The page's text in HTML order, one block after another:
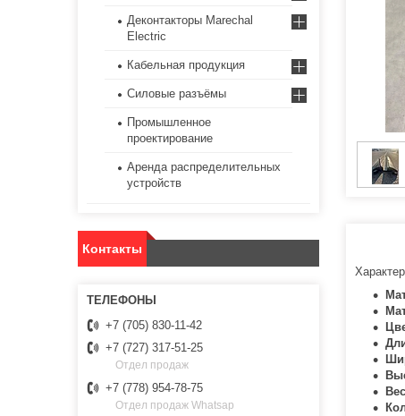
Вес
Деконтакторы Marechal
Electric
Кабельная продукция
Силовые разъёмы
Промышленное
проектирование
Аренда распределительных
устройств
Контакты
+7 (705) 830-11-42
+7 (727) 317-51-25
Отдел продаж
+7 (778) 954-78-75
Отдел продаж Whatsap